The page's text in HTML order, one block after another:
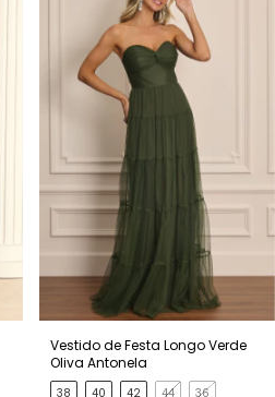
Vestido de Festa Longo Verde
Oliva Antonela
38 40 42 44 36